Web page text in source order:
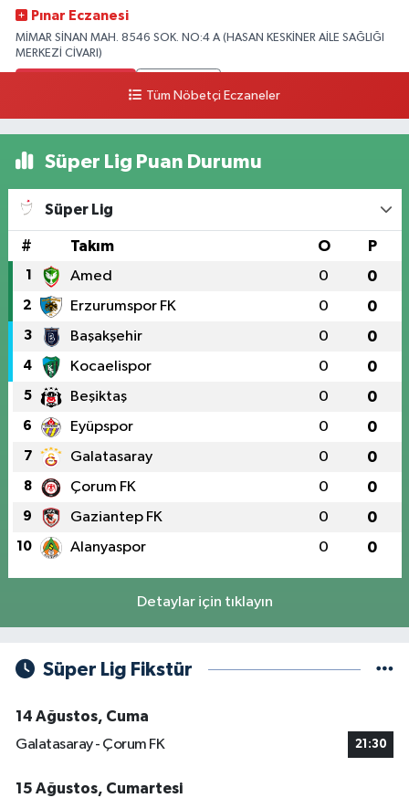
Pınar Eczanesi
MİMAR SİNAN MAH. 8546 SOK. NO:4 A (HASAN KESKİNER AİLE SAĞLIĞI
MERKEZİ CİVARI)
Tüm Nöbetçi Eczaneler
Süper Lig Puan Durumu
Süper Lig
# Takım O P
1 Amed 0 0
2 Erzurumspor FK 0 0
3 Başakşehir 0 0
4 Kocaelispor 0 0
5 Beşiktaş 0 0
6 Eyüpspor 0 0
7 Galatasaray 0 0
8 Çorum FK 0 0
9 Gaziantep FK 0 0
10 Alanyaspor 0 0
Detaylar için tıklayın
Süper Lig Fikstür
14 Ağustos, Cuma
Galatasaray - Çorum FK
21:30
15 Ağustos, Cumartesi